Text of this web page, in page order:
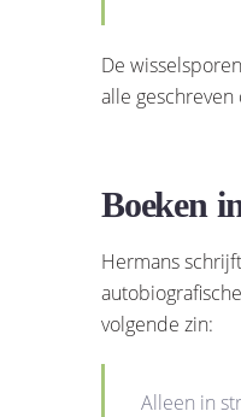
De
alle
Boeken
Hermans
volgende zin:
Alleen in